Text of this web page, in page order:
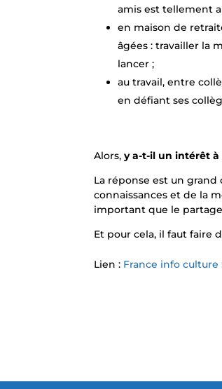
amis est tellement
en maison de
âgées : travailler la
lancer ;
au travail, entre
en défiant ses
Alors,y a-t-il un intérêt
La réponse est un
connaissances et de la
important que le
Et pour cela, il faut faire
Lien : France info culture